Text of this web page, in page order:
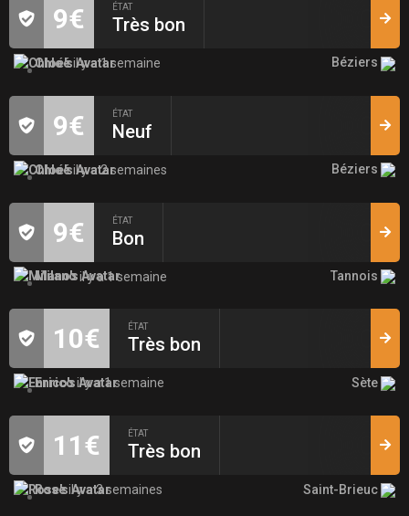
9€ ÉTAT
Très bon
Chloéil y a 1 semaine Béziers
9€ ÉTAT
Neuf
Chloéil y a 2 semaines Béziers
9€ ÉTAT
Bon
Milanoil y a 1 semaine Tannois
10€ ÉTAT
Très bon
Enricoil y a 1 semaine Sète
11€ ÉTAT
Très bon
Roseil y a 3 semaines Saint-Brieuc